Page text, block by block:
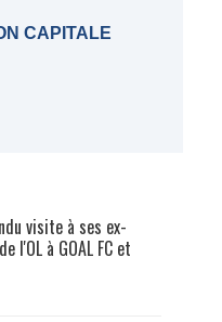
CAPITALE
visite à ses ex-
l'OL à GOAL FC et